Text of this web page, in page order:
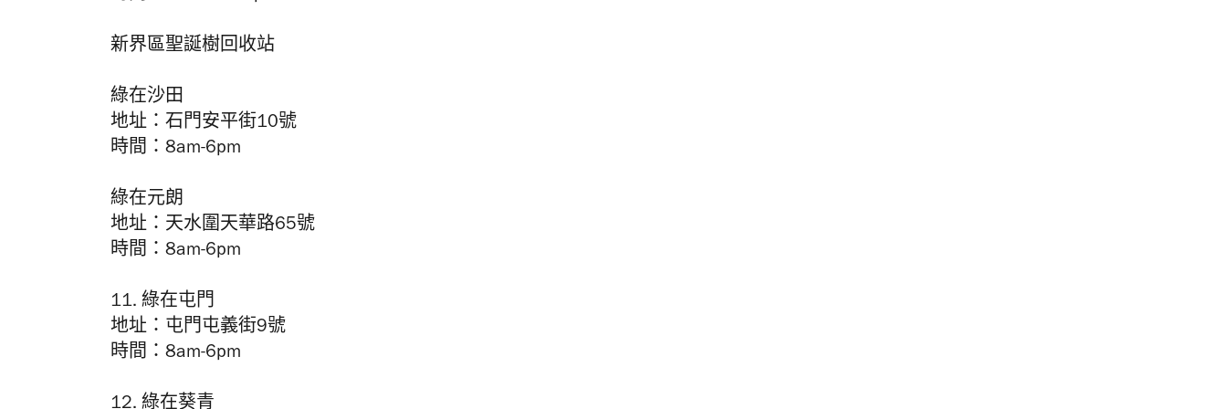
新界區聖誕樹回收站
綠在沙田
地址：石門安平街10號
時間：8am-6pm
綠在元朗
地址：天水圍天華路65號
時間：8am-6pm
11. 綠在屯門
地址：屯門屯義街9號
時間：8am-6pm
12. 綠在葵青